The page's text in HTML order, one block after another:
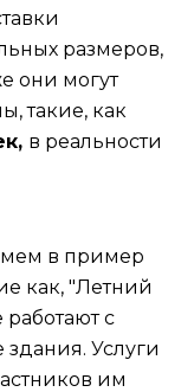
размеров,
они могут
такие, как
в реальности
в пример
как, "Летний
с
Услуги
им